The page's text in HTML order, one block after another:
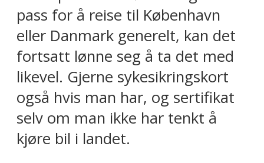
pass for å reise til København
eller Danmark generelt, kan det
fortsatt lønne seg å ta det med
likevel. Gjerne sykesikringskort
også hvis man har, og sertifikat
selv om man ikke har tenkt å
kjøre bil i landet.